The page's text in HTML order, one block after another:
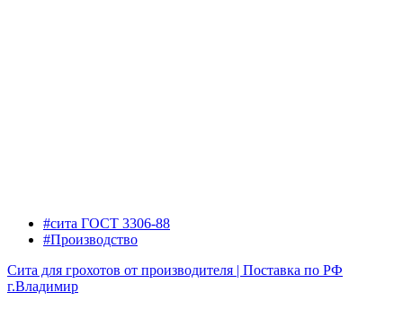
#сита ГОСТ 3306-88
#Производство
Сита для грохотов от производителя | Поставка по РФ
г.Владимир